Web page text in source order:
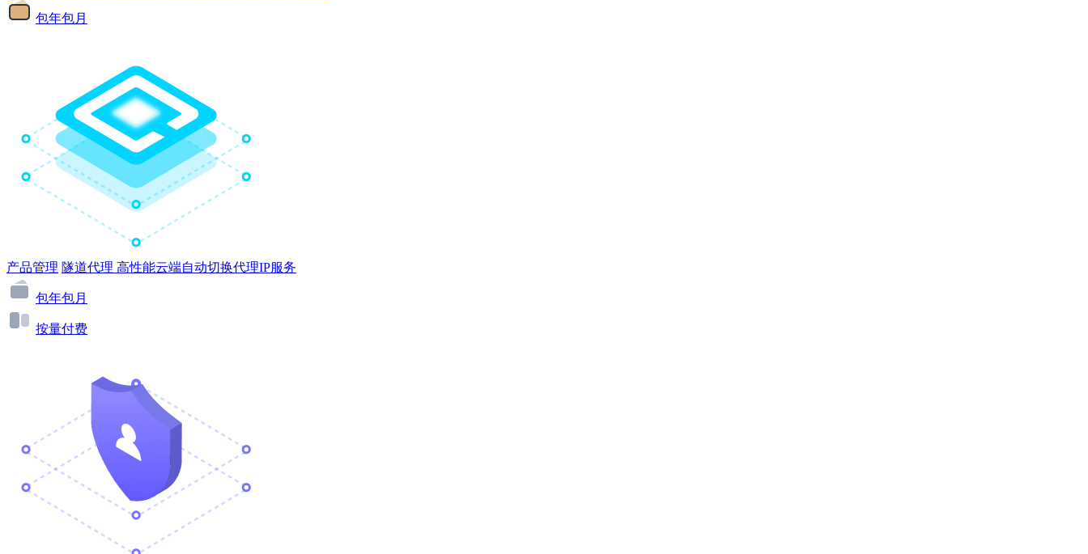
包年包月
产品管理 隧道代理 高性能云端自动切换代理IP服务
包年包月
按量付费